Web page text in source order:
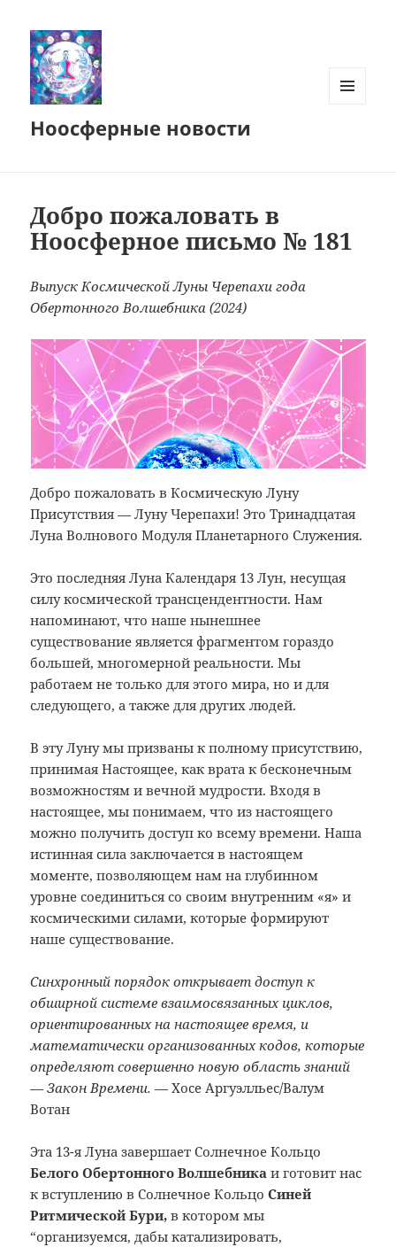
Ноосферные новости
Добро пожаловать в
Ноосферное письмо № 181
Выпуск Космической Луны Черепахи года
Обертонного Волшебника (2024)
Добро пожаловать в Космическую Луну
Присутствия — Луну Черепахи! Это Тринадцатая
Луна Волнового Модуля Планетарного Служения.
Это последняя Луна Календаря 13 Лун, несущая
силу космической трансцендентности. Нам
напоминают, что наше нынешнее
существование является фрагментом гораздо
большей, многомерной реальности. Мы
работаем не только для этого мира, но и для
следующего, а также для других людей.
В эту Луну мы призваны к полному присутствию,
принимая Настоящее, как врата к бесконечным
возможностям и вечной мудрости. Входя в
настоящее, мы понимаем, что из настоящего
можно получить доступ ко всему времени. Наша
истинная сила заключается в настоящем
моменте, позволяющем нам на глубинном
уровне соединиться со своим внутренним «я» и
космическими силами, которые формируют
наше существование.
Синхронный порядок открывает доступ к
обширной системе взаимосвязанных циклов,
ориентированных на настоящее время, и
математически организованных кодов, которые
определяют совершенно новую область знаний
— Закон Времени. — Хосе Аргуэлльес/Валум
Вотан
Эта 13-я Луна завершает Солнечное Кольцо
Белого Обертонного Волшебникаи готовит нас
к вступлению в Солнечное КольцоСиней
Ритмической Бури,в котором мы
“организуемся, дабы катализировать,